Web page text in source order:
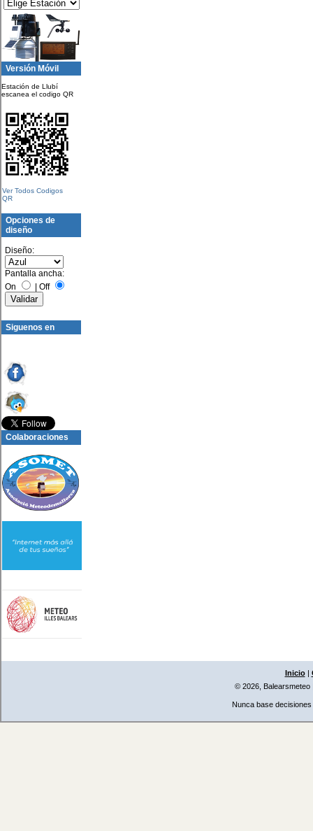
Versión Móvil
Estación de Llubí
escanea el codigo QR
Ver Todos Codigos
QR
Opciones de
diseño
Diseño:
Pantalla ancha:
On
Off
Siguenos en
Colaboraciones
Inicio|
© 2026, Balearsmeteo
Nunca base